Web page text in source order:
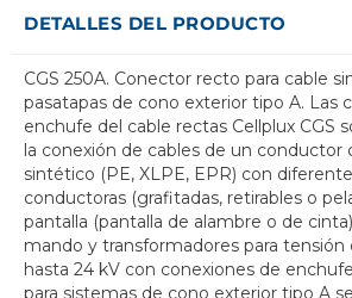
DETALLES DEL PRODUCTO
CGS 250A. Conector recto para cable
pasatapas de cono exterior tipo A. Las
enchufe del cable rectas Cellplux CGS
la conexión de cables de un conductor
sintético (PE, XLPE, EPR) con
conductoras (grafitadas, retirables o
pantalla (pantalla de alambre o de
mando y transformadores para
hasta 24 kV con conexiones de
para sistemas de cono exterior tipo A